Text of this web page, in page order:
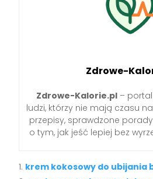
Zdrowe-
Zdrowe-Kalorie.pl –
ludzi, którzy nie mają czasu
przepisy, sprawdzone
o tym, jak jeść lepiej bez
krem kokosowy do ubijania